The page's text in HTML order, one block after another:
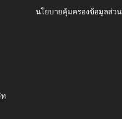
นโยบายคุ้มครองข้อมูลส่ว